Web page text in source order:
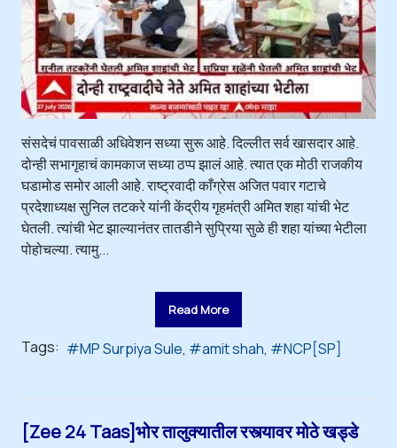
संसदेचं पावसाळी अधिवेशन सध्या सुरू आहे. दिल्लीत सर्व खासदार आहे.
दोन्ही सभागृहाचं कामकाज सध्या ठप्प झालं आहे. त्यात एक मोठी राजकीय
घडामोड समोर आली आहे. राष्ट्रवादी काँग्रेस अजित पवार गटाचे
प्रदेशाध्यक्ष सुनिल तटकरे यांनी केंद्रीय गृहमंत्री अमित शहा यांची भेट
घेतली. त्यांची भेट झाल्यानंतर तातडीने सुप्रिया सुळे ही शहा यांच्या भेटीला
पोहोचल्या. त्यामु...
Read More
Tags: MP Surpiya Sule amit shah NCP[SP]
[Zee 24 Taas]भोर तालुक्यातील रस्त्यावर मोठे खड्डे